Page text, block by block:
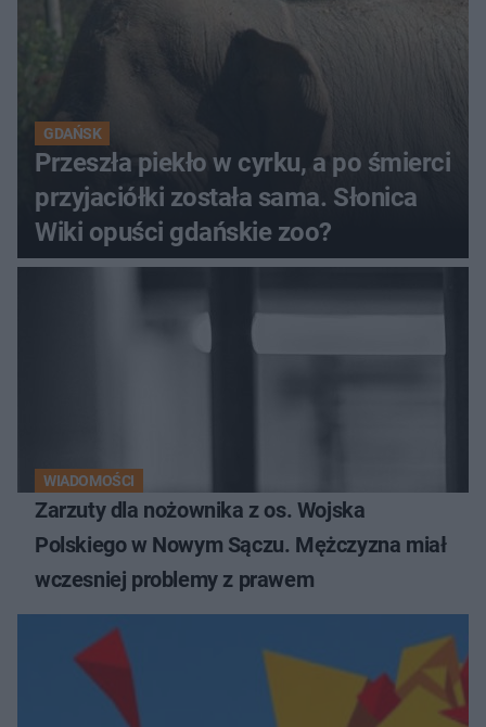
GDAŃSK
Przeszła piekło w cyrku, a po śmierci
przyjaciółki została sama. Słonica
Wiki opuści gdańskie zoo?
WIADOMOŚCI
Zarzuty dla nożownika z os. Wojska
Polskiego w Nowym Sączu. Mężczyzna miał
wczesniej problemy z prawem